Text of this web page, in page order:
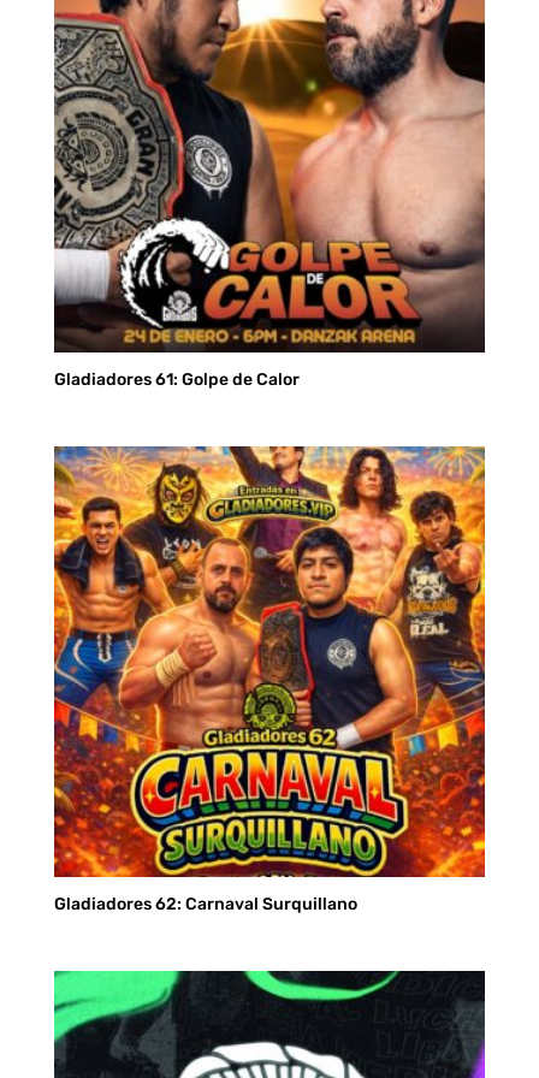
S/ 80.00
Gladiadores 61: Golpe de Calor
Gladiadores 62: Carnaval Surquillano